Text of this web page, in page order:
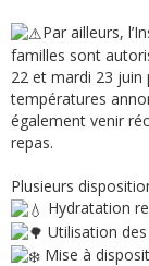
Par ailleurs,
familles sont
22 et mardi 23
températures
également venir
repas.
Plusieurs
Hydratation
Utilisation
Mise à